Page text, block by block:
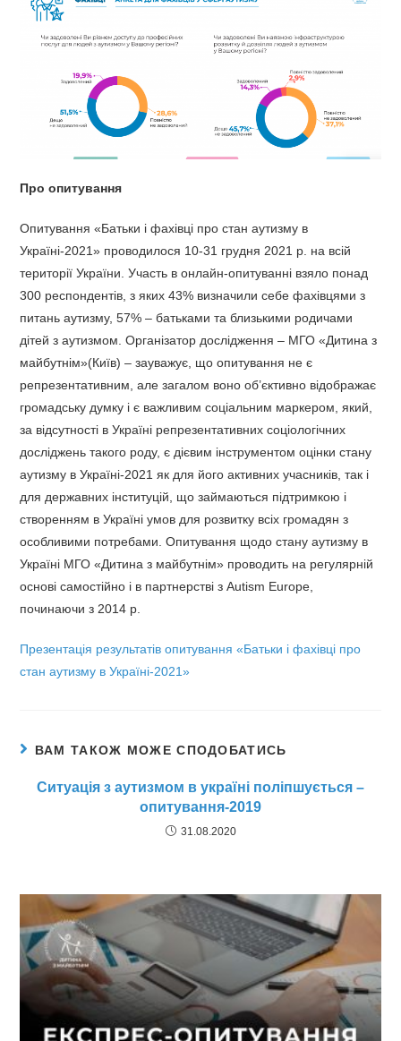
Про опитування
Опитування «Батьки і фахівці про стан аутизму в
Україні-2021» проводилося 10-31 грудня 2021 р. на всій
території України. Участь в онлайн-опитуванні взяло понад
300 респондентів, з яких 43% визначили себе фахівцями з
питань аутизму, 57% – батьками та близькими родичами
дітей з аутизмом. Організатор дослідження – МГО «Дитина з
майбутнім»(Київ) – зауважує, що опитування не є
репрезентативним, але загалом воно об’єктивно відображає
громадську думку і є важливим соціальним маркером, який,
за відсутності в Україні репрезентативних соціологічних
досліджень такого роду, є дієвим інструментом оцінки стану
аутизму в Україні-2021 як для його активних учасників, так і
для державних інституцій, що займаються підтримкою і
створенням в Україні умов для розвитку всіх громадян з
особливими потребами. Опитування щодо стану аутизму в
Україні МГО «Дитина з майбутнім» проводить на регулярній
основі самостійно і в партнерстві з Autism Europe,
починаючи з 2014 р.
Презентація результатів опитування «Батьки і фахівці про
стан аутизму в Україні-2021»
ВАМ ТАКОЖ МОЖЕ СПОДОБАТИСЬ
Ситуація з аутизмом в україні поліпшується –
опитування-2019
31.08.2020